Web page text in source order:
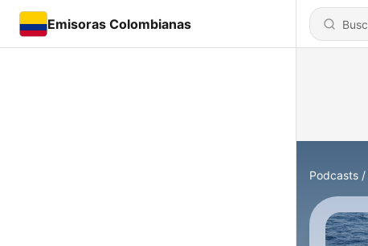
Emisoras Colombianas
Podcasts